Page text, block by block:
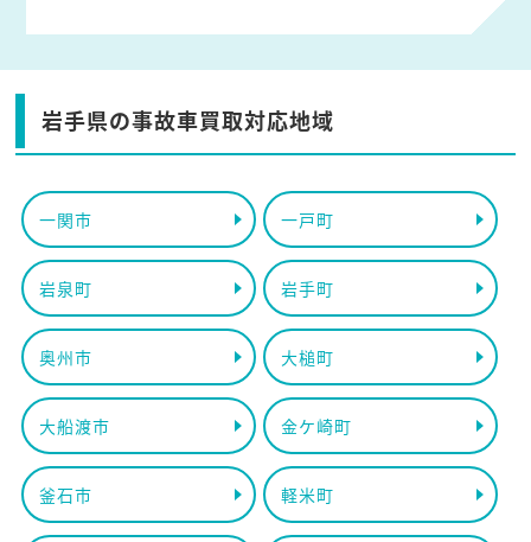
岩手県の事故車買取対応地域
一関市 一戸町
岩泉町 岩手町
奥州市 大槌町
大船渡市 金ケ崎町
釜石市 軽米町